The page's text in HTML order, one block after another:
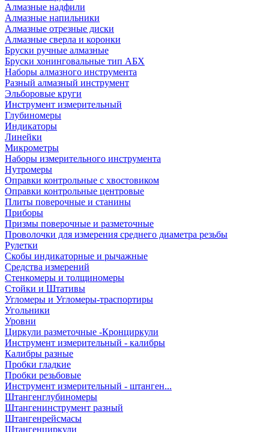
Алмазные надфили
Алмазные напильники
Алмазные отрезные диски
Алмазные сверла и коронки
Бруски ручные алмазные
Бруски хонинговальные тип АБХ
Наборы алмазного инструмента
Разный алмазный инструмент
Эльборовые круги
Инструмент измерительный
Глубиномеры
Индикаторы
Линейки
Микрометры
Наборы измерительного инструмента
Нутромеры
Оправки контрольные с хвостовиком
Оправки контрольные центровые
Плиты поверочные и станины
Приборы
Призмы поверочные и разметочные
Проволочки для измерения среднего диаметра резьбы
Рулетки
Скобы индикаторные и рычажные
Средства измерений
Стенкомеры и толщиномеры
Стойки и Штативы
Угломеры и Угломеры-траспортиры
Угольники
Уровни
Циркули разметочные -Кронциркули
Инструмент измерительный - калибры
Калибры разные
Пробки гладкие
Пробки резьбовые
Инструмент измерительный - штанген...
Штангенглубиномеры
Штангенинструмент разный
Штангенрейсмасы
Штангенциркули